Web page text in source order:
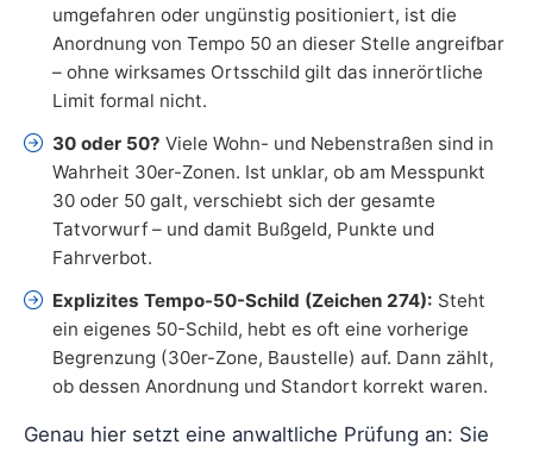
umgefahren oder ungünstig positioniert, ist die
Anordnung von Tempo 50 an dieser Stelle angreifbar
– ohne wirksames Ortsschild gilt das innerörtliche
Limit formal nicht.
30 oder 50? Viele Wohn- und Nebenstraßen sind in
Wahrheit 30er-Zonen. Ist unklar, ob am Messpunkt
30 oder 50 galt, verschiebt sich der gesamte
Tatvorwurf – und damit Bußgeld, Punkte und
Fahrverbot.
Explizites Tempo-50-Schild (Zeichen 274): Steht
ein eigenes 50-Schild, hebt es oft eine vorherige
Begrenzung (30er-Zone, Baustelle) auf. Dann zählt,
ob dessen Anordnung und Standort korrekt waren.
Genau hier setzt eine anwaltliche Prüfung an: Sie